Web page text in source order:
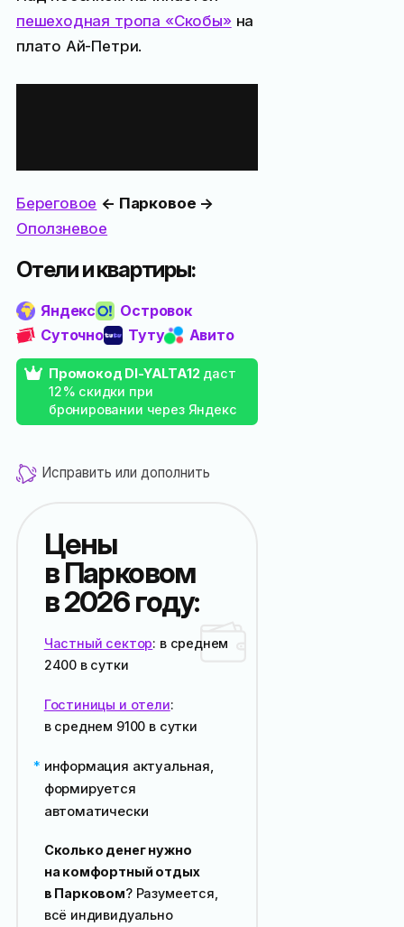
пешеходная тропа «Скобы»на
плато Ай-Петри.
Береговое ← Парковое →
Оползневое
Отели и квартиры:
Яндекс
Островок
Суточно
Туту Авито
Промокод DI-YALTA12 даст
12% скидки при
бронировании через Яндекс
Исправить или дополнить
Цены
в Парковом
в 2026 году:
Частный сектор: в среднем
2400 в сутки
Гостиницы и отели:
в среднем 9100 в сутки
информация актуальная,
формируется
автоматически
Сколько денег нужно
на комфортный отдых
в Парковом? Разумеется,
всё индивидуально